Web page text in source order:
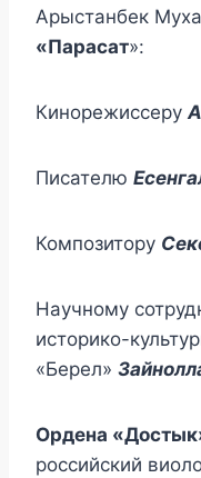
Арыстанбек
«Парасат»:
Кинорежиссеру
Писателю
Композитору
Научному
историко-
«Берел»
Ордена
российский